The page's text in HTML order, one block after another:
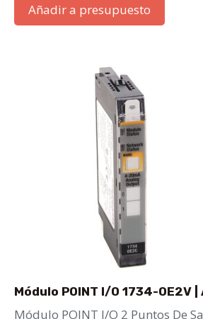
Añadir a presupuesto
Módulo POINT I/O 1734-OE2V
Módulo POINT I/O 2 Puntos De